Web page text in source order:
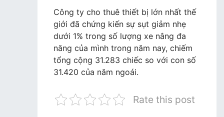
Công ty cho thuê thiết bị lớn nhất thế
giới đã chứng kiến sự sụt giảm nhẹ
dưới 1% trong số lượng xe nâng đa
năng của mình trong năm nay, chiếm
tổng cộng 31.283 chiếc so với con số
31.420 của năm ngoái.
Rate this post